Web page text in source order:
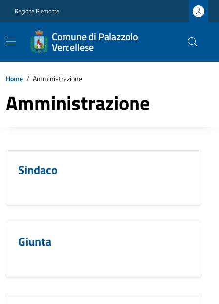
Regione Piemonte
Comune di Palazzolo
Vercellese
Home / Amministrazione
Amministrazione
Sindaco
Giunta